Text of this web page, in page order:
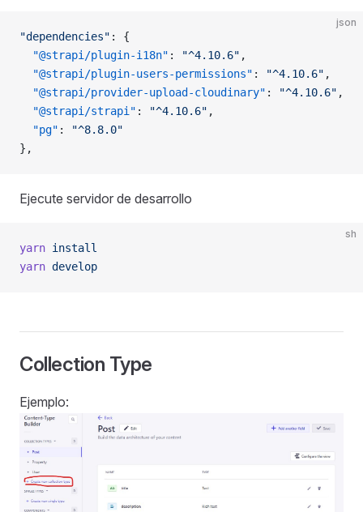
json
"dependencies" : {
  "@strapi/plugin-i18n"
: "^4.10.6" ,
  "@strapi/plugin-users-permissions"
: "^4.10.6" ,
  "@strapi/provider-upload-cloudinary"
: "^4.10.6" ,
  "@strapi/strapi"
: "^4.10.6" ,
  "pg"
:
"^8.8.0"
},
Ejecute servidor de desarrollo
sh
yarn install
yarn develop
Collection Type
Ejemplo: